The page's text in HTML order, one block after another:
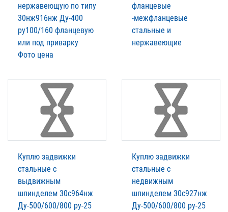
нержавеющую по типу
30нж916нж Ду-400
ру100/160 фланцевую
или под приварку
Фото цена
фланцевые
-межфланцевые
стальные и
нержавеющие
Куплю задвижки
стальные с
выдвижным
шпинделем 30с964нж
Ду-500/600/800 ру-25
Куплю задвижки
стальные с
недвижным
шпинделем 30с927нж
Ду-500/600/800 ру-25